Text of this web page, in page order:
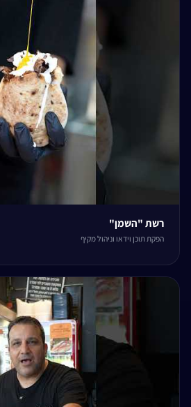
רשת "השמן"
הפקת תוכן וידאו וניהול מקיף